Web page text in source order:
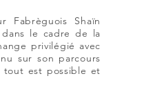
Fabrèguois Shaïn
dans le cadre de la
privilégié avec
sur son parcours
tout est possible et